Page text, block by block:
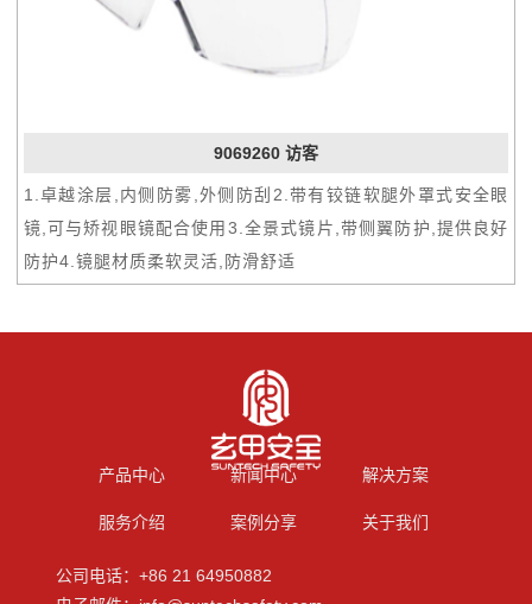
9069260 访客
1.卓越涂层,内侧防雾,外侧防刮2.带有铰链软腿外罩式安全眼
镜,可与矫视眼镜配合使用3.全景式镜片,带侧翼防护,提供良好
防护4.镜腿材质柔软灵活,防滑舒适
产品中心 新闻中心 解决方案
服务介绍 案例分享 关于我们
公司电话：+86 21 64950882